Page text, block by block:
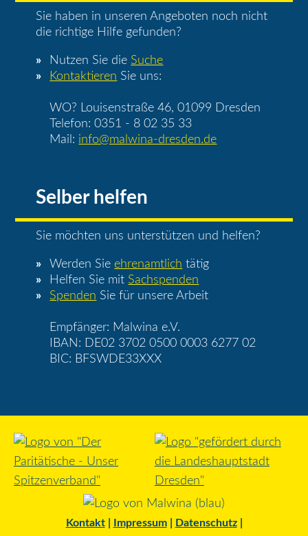
Sie haben in unseren Angeboten noch nicht
die richtige Hilfe gefunden?
Nutzen Sie die Suche
Kontaktieren Sie uns:
WO? Louisenstraße 46, 01099 Dresden
Telefon: 0351 - 8 02 35 33
Mail: info@malwina-dresden.de
Selber helfen
Sie möchten uns unterstützen und helfen?
Werden Sie ehrenamtlich tätig
Helfen Sie mit Sachspenden
Spenden Sie für unsere Arbeit
Empfänger: Malwina e.V.
IBAN: DE02 3702 0500 0003 6277 02
BIC: BFSWDE33XXX
Kontakt| Impressum| Datenschutz|